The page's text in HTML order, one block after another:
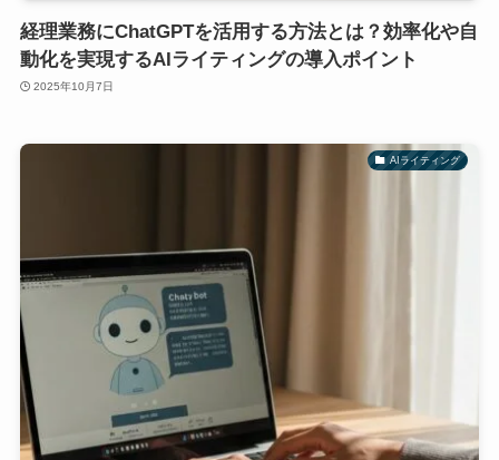
経理業務にChatGPTを活用する方法とは？効率化や自
動化を実現するAIライティングの導入ポイント
2025年10月7日
AIライティング